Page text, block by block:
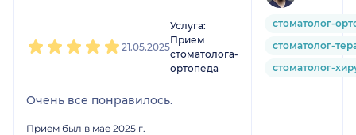
21.05.2025
Услуга:
Прием
стоматолога-
ортопеда
Очень все понравилось.
Прием был в мае 2025 г.
стоматолог-
стоматолог-
стоматолог-